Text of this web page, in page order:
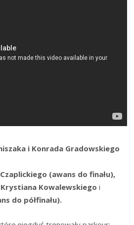
i Konrada Gradowskiego
(awans do finału),
Kowalewskiegoi
do półfinału).